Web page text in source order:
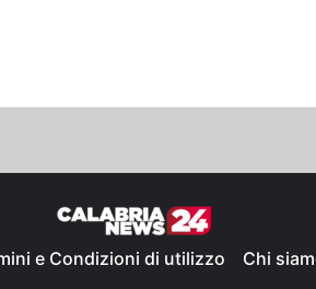
e Condizioni di utilizzo Chi